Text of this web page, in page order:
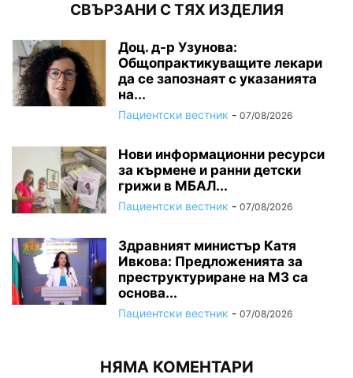
СВЪРЗАНИ С ТЯХ ИЗДЕЛИЯ
Доц. д-р Узунова:
Общопрактикуващите лекари
да се запознаят с указанията
на...
Пациентски вестник - 07/08/2026
Нови информационни ресурси
за кърмене и ранни детски
грижи в МБАЛ...
Пациентски вестник - 07/08/2026
Здравният министър Катя
Ивкова: Предложенията за
преструктуриране на МЗ са
основа...
Пациентски вестник - 07/08/2026
НЯМА КОМЕНТАРИ